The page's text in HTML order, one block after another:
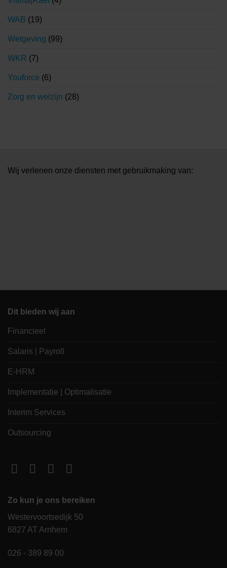
WAB (19)
Wetgeving (99)
WKR (7)
Youforce (6)
Zorg en welzijn (28)
Wij verlenen onze diensten met gebruikmaking van:
Dit bieden wij aan
Financieel
Salaris | Payroll
E-HRM
Implementatie | Optimalisatie
Interim Services
Outsourcing
Zo kun je ons bereiken
Westervoortsedijk 50
6827 AT Arnhem
026 - 389 89 00